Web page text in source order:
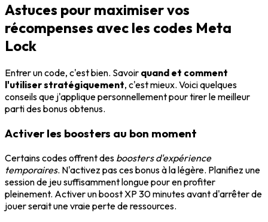
Astuces pour maximiser vos
récompenses avec les codes Meta
Lock
Entrer un code, c'est bien. Savoir quand et comment
l'utiliser stratégiquement, c'est mieux. Voici quelques
conseils que j'applique personnellement pour tirer le meilleur
parti des bonus obtenus.
Activer les boosters au bon moment
Certains codes offrent des boosters d'expérience
temporaires. N'activez pas ces bonus à la légère. Planifiez une
session de jeu suffisamment longue pour en profiter
pleinement. Activer un boost XP 30 minutes avant d'arrêter de
jouer serait une vraie perte de ressources.